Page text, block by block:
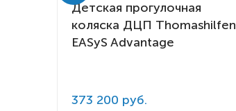
Детская прогулочная
коляска ДЦП Thomashilfen
EASyS Advantage
373 200 руб.